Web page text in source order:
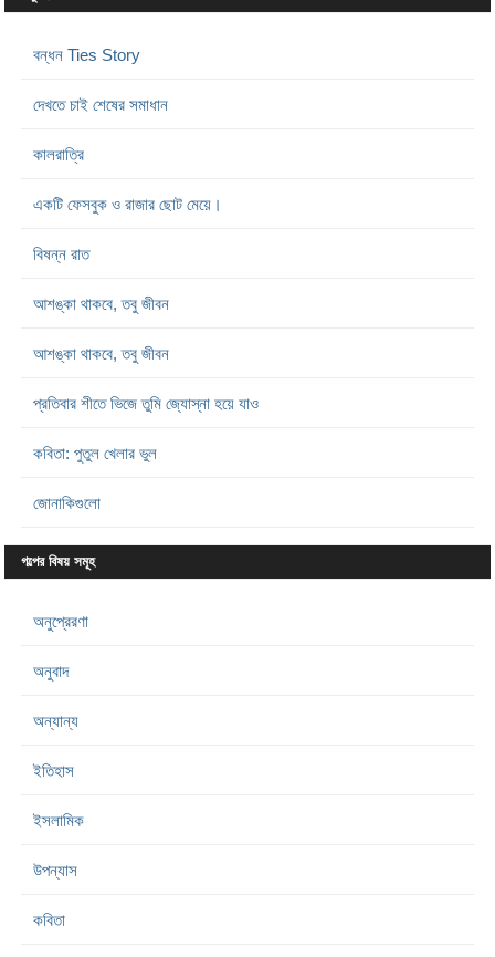
বন্ধন Ties Story
দেখতে চাই শেষের সমাধান
কালরাত্রি
একটি ফেসবুক ও রাজার ছোট মেয়ে।
বিষন্ন রাত
আশঙ্কা থাকবে, তবু জীবন
আশঙ্কা থাকবে, তবু জীবন
প্রতিবার শীতে ভিজে তুমি জ্যোস্না হয়ে যাও
কবিতা: পুতুল খেলার ভুল
জোনাকিগুলো
গল্পের বিষয় সমূহ
অনুপ্রেরণা
অনুবাদ
অন্যান্য
ইতিহাস
ইসলামিক
উপন্যাস
কবিতা